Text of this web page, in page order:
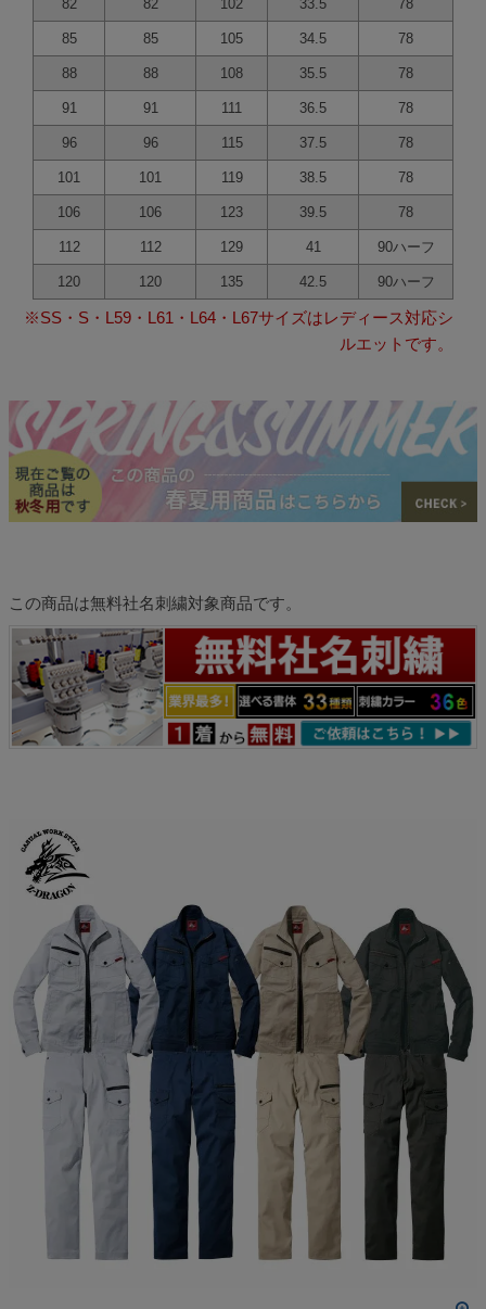
82 82 102 33.5 78
85 85 105 34.5 78
88 88 108 35.5 78
91 91 111 36.5 78
96 96 115 37.5 78
101 101 119 38.5 78
106 106 123 39.5 78
112 112 129 41 90ハーフ
120 120 135 42.5 90ハーフ
※SS・S・L59・L61・L64・L67サイズはレディース対応シ
ルエットです。
この商品は無料社名刺繍対象商品です。